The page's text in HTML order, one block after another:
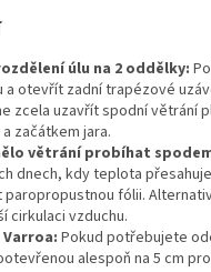
úlu na 2 oddělky:
otevřít zadní trapézové
zcela uzavřít spodní větrání
začátkem jara.
větrání probíhat
dnech, kdy teplota
fólii.
cirkulaci vzduchu.
Pokud potřebujete
alespoň na 5 cm